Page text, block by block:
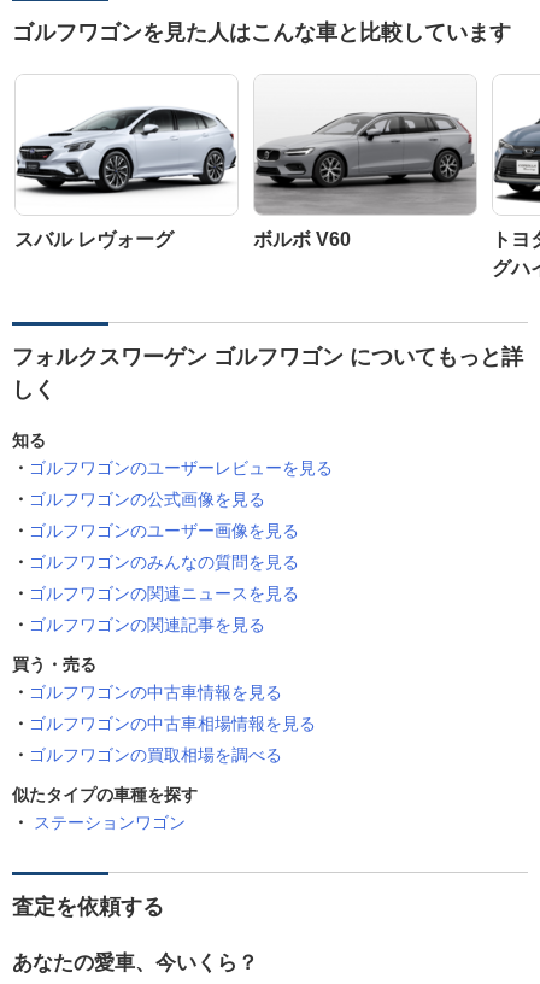
ゴルフワゴンを見た人はこんな車と比較しています
スバル レヴォーグ ボルボ V60
ト
グハ
フォルクスワーゲン ゴルフワゴン についてもっと詳
しく
知る
ゴルフワゴンのユーザーレビューを見る
ゴルフワゴンの公式画像を見る
ゴルフワゴンのユーザー画像を見る
ゴルフワゴンのみんなの質問を見る
ゴルフワゴンの関連ニュースを見る
ゴルフワゴンの関連記事を見る
買う・売る
ゴルフワゴンの中古車情報を見る
ゴルフワゴンの中古車相場情報を見る
ゴルフワゴンの買取相場を調べる
似たタイプの車種を探す
ステーションワゴン
査定を依頼する
あなたの愛車、今いくら？